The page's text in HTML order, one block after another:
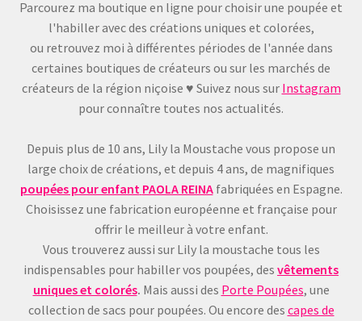
Parcourez ma boutique en ligne pour choisir une poupée et
l'habiller avec des créations uniques et colorées,
ou retrouvez moi à différentes périodes de l'année dans
certaines boutiques de créateurs ou sur les marchés de
créateurs de la région niçoise ♥ Suivez nous sur Instagram
pour connaître toutes nos actualités.
Depuis plus de 10 ans, Lily la Moustache vous propose un
large choix de créations, et depuis 4 ans, de magnifiques
poupées pour enfant PAOLA REINAfabriquées en Espagne.
Choisissez une fabrication européenne et française pour
offrir le meilleur à votre enfant.
Vous trouverez aussi sur Lily la moustache tous les
indispensables pour habiller vos poupées, des vêtements
uniques et colorés. Mais aussi des Porte Poupées, une
collection de sacs pour poupées. Ou encore des capes de